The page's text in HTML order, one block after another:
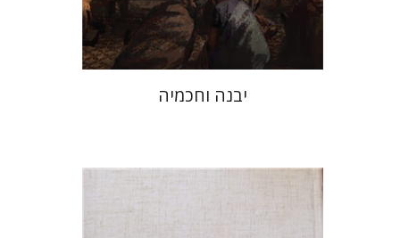
$46
$41
יבנה וחכמיה